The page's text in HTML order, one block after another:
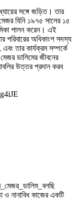
সঙ্গে জড়িত। তার
যিনি ১৯৭৫ সালের ১৫
পালন করেন। এই
পরিবারের অধিকাংশ সদস্য
তার কার্যক্রম সম্পর্কে
ডালিমের জীবনের
উত্তর প্রদান করব
ও নানাবিধ কাজের একটি